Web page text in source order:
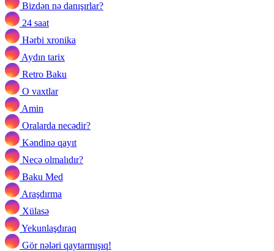
Bizdən nə danışırlar?
24 saat
Hərbi xronika
Aydın tarix
Retro Baku
O vaxtlar
Amin
Oralarda necədir?
Kəndinə qayıt
Necə olmalıdır?
Baku Med
Araşdırma
Xülasə
Yekunlaşdıraq
Gör nələri qaytarmışıq!